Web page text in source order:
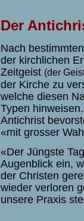
Der
Nach
der kirchlichen
Zeitgeist (der
der Kirche zu
welche diesen
Typen
Antichrist
«mit grosser
«Der Jüngste
Augenblick ein,
der Christen
wieder verloren
unsere Praxis